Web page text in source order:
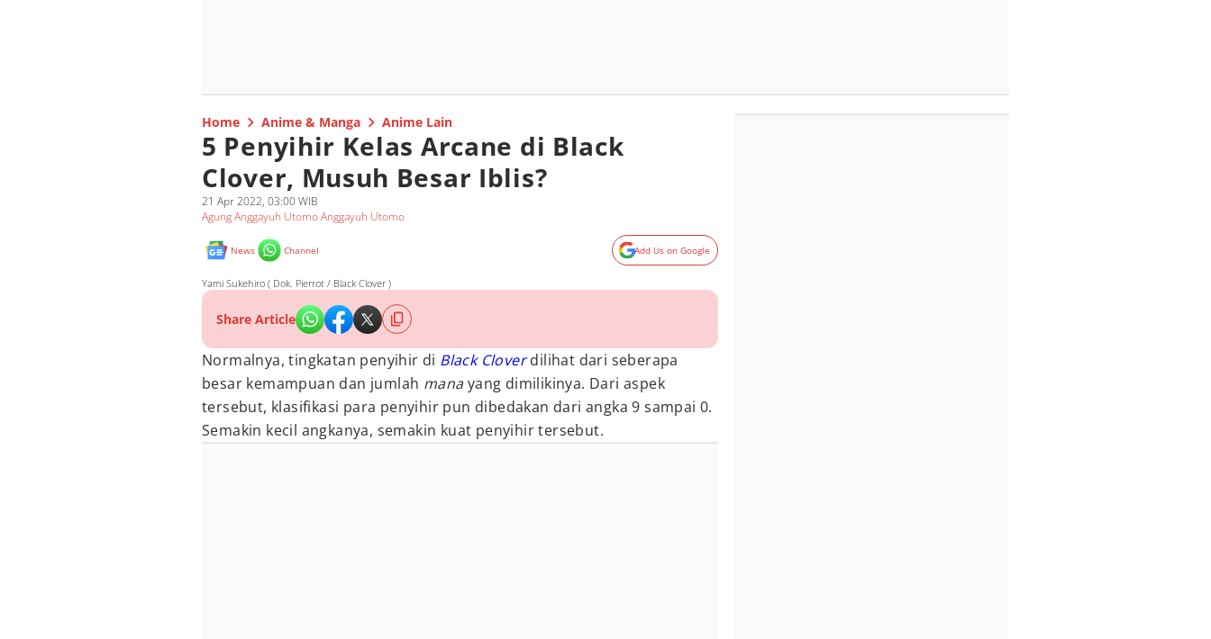
Home Anime & Manga Anime Lain
5 Penyihir Kelas Arcane di Black
Clover, Musuh Besar Iblis?
21 Apr 2022, 03:00 WIB
Agung Anggayuh Utomo Anggayuh Utomo
News Channel Add Us on Google
Yami Sukehiro ( Dok. Pierrot / Black Clover )
Share Article
Normalnya, tingkatan penyihir di Black Clover dilihat dari seberapa
besar kemampuan dan jumlah manayang dimilikinya. Dari aspek
tersebut, klasifikasi para penyihir pun dibedakan dari angka 9 sampai 0.
Semakin kecil angkanya, semakin kuat penyihir tersebut.